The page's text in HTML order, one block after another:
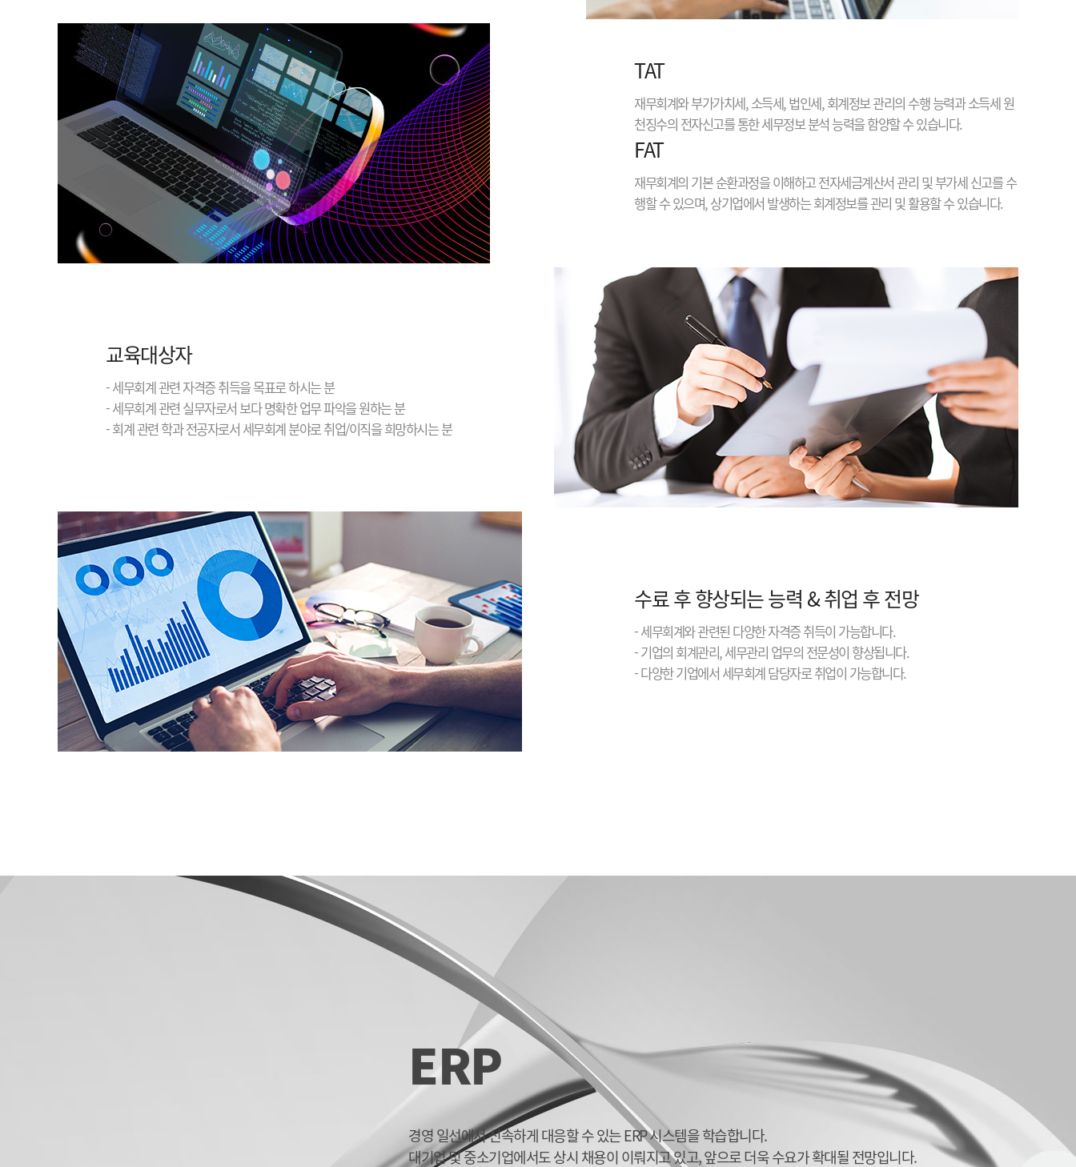
TAT
재무회계와 부가가치세, 소득세, 법인세, 회계정보 관리의 수행 능력과 소득세 원
천징수의 전자신고를 통한 세무정보 분석 능력을 함양할 수 있습니다.
FAT
재무회계의 기본 순환과정을 이해하고 전자세금계산서 관리 및 부가세 신고를 수
행할 수 있으며, 상기업에서 발생하는 회계정보를 관리 및 활용할 수 있습니다.
교육대상자
- 세무회계 관련 자격증 취득을 목표로 하시는 분
- 세무회계 관련 실무자로서 보다 명확한 업무 파악을 원하는 분
- 회계 관련 학과 전공자로서 세무회계 분야로 취업/이직을 희망하시는 분
수료 후 향상되는 능력 & 취업 후 전망
- 세무회계와 관련된 다양한 자격증 취득이 가능합니다.
- 기업의 회계관리, 세무관리 업무의 전문성이 향상됩니다.
- 다양한 기업에서 세무회계 담당자로 취업이 가능합니다.
ERP
경영 일선에서 신속하게 대응할 수 있는 ERP 시스템을 학습합니다.
대기업 및 중소기업에서도 상시 채용이 이뤄지고 있고, 앞으로 더욱 수요가 확대될 전망입니다.